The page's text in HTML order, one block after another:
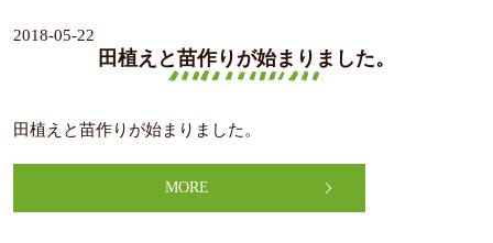
2018-05-22
田植えと苗作りが始まりました。
田植えと苗作りが始まりました。
MORE